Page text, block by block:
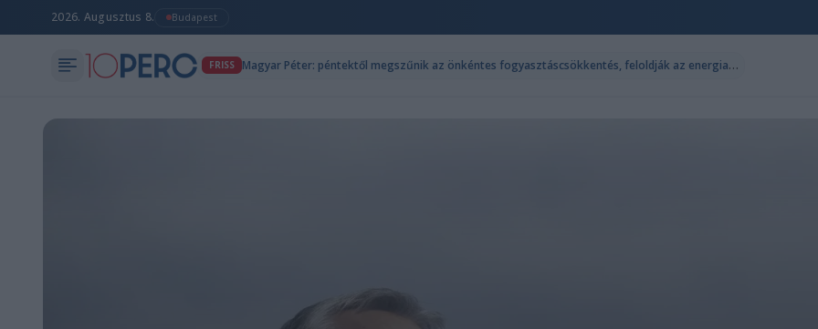
2026. Augusztus 8. Budapest
FRISS M
agyar Péter: péntektől megszűnik az önkéntes fogyasztáscsökkentés, feloldják az energiakorlátozásokat